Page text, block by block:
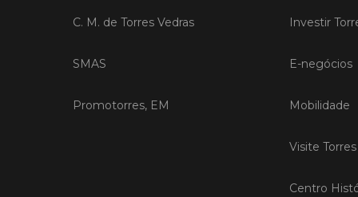
C. M. de Torres Vedras
SMAS
Promotorres, EM
Investir
E-negócios
Mobilidade
Visite
Centro